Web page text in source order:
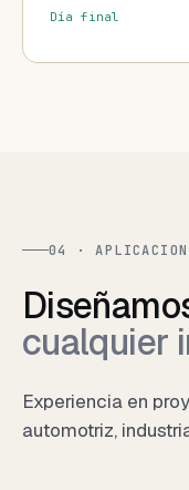
Día final
04 ·
cualquier
Experiencia en
automotriz,